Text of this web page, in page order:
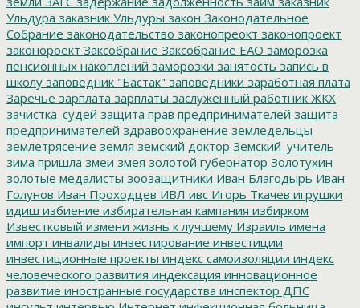
Ульдура заказник Ульдуры закон Законодательное
Собрание законодательство законопреокт законопроект
законороект Заксобрание Заксобрание ЕАО заморозка
пенсионных накоплений заморозки занятость запись в
школу заповедник "Бастак" заповедники заработная плата
Заречье зарплата зарплаты заслуженный работник ЖКХ
зачистка_судей защита прав предпринимателей защита
предпринимателей здравоохранение земледельцы
землетрясение земля земский доктор Земский_учитель
зима пришла змеи змея золотой губернатор Золотухин
золотые медалисты зоозащитники Иван Благодырь Иван
Голунов Иван Проходцев ИВЛ ивс Игорь Ткачев игрушки
идиш избиение избирательная кампания избирком
Известковый измени жизнь к лучшему Израиль имена
импорт инвалиды инвестирование инвестиции
инвестиционные проекты индекс самоизоляции индекс
человеческого развития индексация инновационное
развитие иностранные государства инспектор ДПС